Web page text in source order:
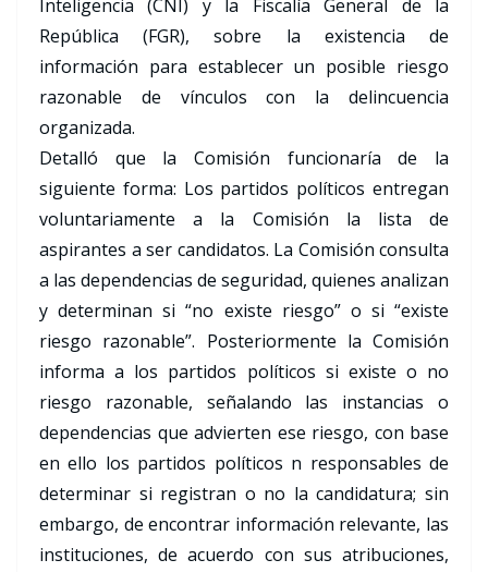
Inteligencia (CNI) y la Fiscalía General de la
República (FGR), sobre la existencia de
información para establecer un posible riesgo
razonable de vínculos con la delincuencia
organizada.
Detalló que la Comisión funcionaría de la
siguiente forma: Los partidos políticos entregan
voluntariamente a la Comisión la lista de
aspirantes a ser candidatos. La Comisión consulta
a las dependencias de seguridad, quienes analizan
y determinan si “no existe riesgo” o si “existe
riesgo razonable”. Posteriormente la Comisión
informa a los partidos políticos si existe o no
riesgo razonable, señalando las instancias o
dependencias que advierten ese riesgo​, con base
en ello los partidos políticos n responsables de
determinar si registran o no la candidatura; sin
embargo, de encontrar información relevante, las
instituciones, de acuerdo con sus atribuciones,